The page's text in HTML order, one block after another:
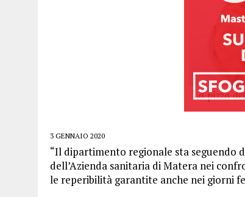
3 GENNAIO 2020
“Il dipartimento regionale sta seguendo
dell’Azienda sanitaria di Matera nei
le reperibilità garantite anche nei giorni